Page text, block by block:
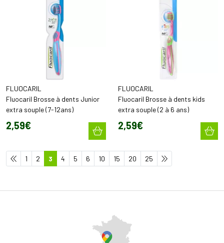
FLUOCARIL
Fluocaril Brosse à dents Junior
extra souple (7-12ans)
2,59€
FLUOCARIL
Fluocaril Brosse à dents kids
extra souple (2 à 6 ans)
2,59€
1 2 3 4 5 6 10 15 20 25